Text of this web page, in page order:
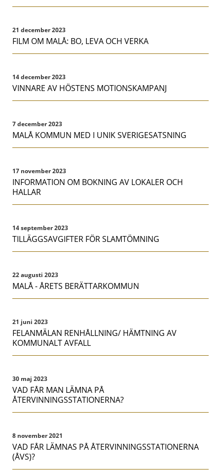
21 december 2023
FILM OM MALÅ: BO, LEVA OCH VERKA
14 december 2023
VINNARE AV HÖSTENS MOTIONSKAMPANJ
7 december 2023
MALÅ KOMMUN MED I UNIK SVERIGESATSNING
17 november 2023
INFORMATION OM BOKNING AV LOKALER OCH
HALLAR
14 september 2023
TILLÄGGSAVGIFTER FÖR SLAMTÖMNING
22 augusti 2023
MALÅ - ÅRETS BERÄTTARKOMMUN
21 juni 2023
FELANMÄLAN RENHÅLLNING/ HÄMTNING AV
KOMMUNALT AVFALL
30 maj 2023
VAD FÅR MAN LÄMNA PÅ
ÅTERVINNINGSSTATIONERNA?
8 november 2021
VAD FÅR LÄMNAS PÅ ÅTERVINNINGSSTATIONERNA
(ÅVS)?